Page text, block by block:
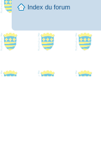
Index du forum